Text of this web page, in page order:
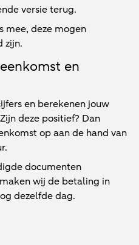
versie terug.
mee, deze mogen
zijn.
en
en berekenen jouw
deze positief? Dan
op aan de hand van
documenten
wij de betaling in
dezelfde dag.